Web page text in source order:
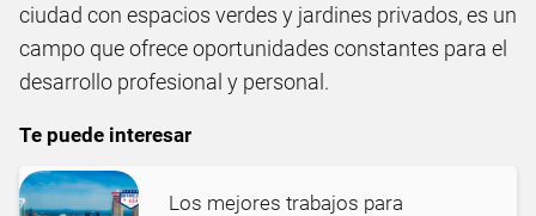
ciudad con espacios verdes y jardines privados, es un
campo que ofrece oportunidades constantes para el
desarrollo profesional y personal.
Te puede interesar
Los mejores trabajos para